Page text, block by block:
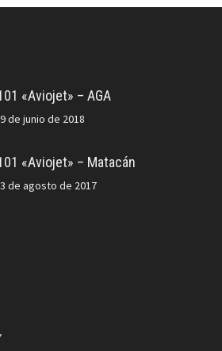
«Aviojet» – AGA
9 de junio de 2018
«Aviojet» – Matacán
3 de agosto de 2017